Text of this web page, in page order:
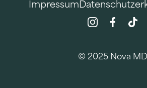
Impressum
© 2025 Nova MD